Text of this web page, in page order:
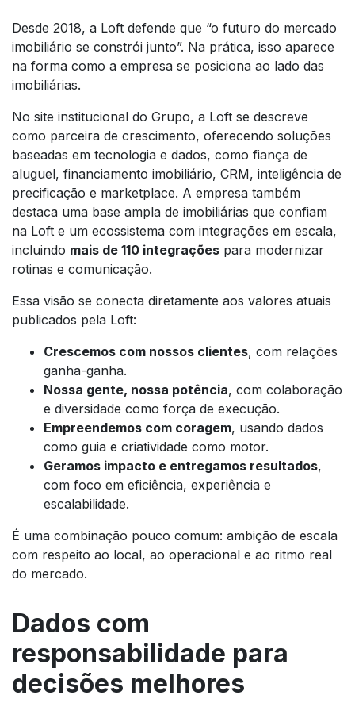
Desde 2018, a Loft defende que “o futuro do mercado
imobiliário se constrói junto”. Na prática, isso aparece
na forma como a empresa se posiciona ao lado das
imobiliárias.
No site institucional do Grupo, a Loft se descreve
como parceira de crescimento, oferecendo soluções
baseadas em tecnologia e dados, como fiança de
aluguel, financiamento imobiliário, CRM, inteligência de
precificação e marketplace. A empresa também
destaca uma base ampla de imobiliárias que confiam
na Loft e um ecossistema com integrações em escala,
incluindo mais de 110 integrações para modernizar
rotinas e comunicação.
Essa visão se conecta diretamente aos valores atuais
publicados pela Loft:
Crescemos com nossos clientes, com relações
ganha-ganha.
Nossa gente, nossa potência, com colaboração
e diversidade como força de execução.
Empreendemos com coragem, usando dados
como guia e criatividade como motor.
Geramos impacto e entregamos resultados,
com foco em eficiência, experiência e
escalabilidade.
É uma combinação pouco comum: ambição de escala
com respeito ao local, ao operacional e ao ritmo real
do mercado.
Dados com
responsabilidade para
decisões melhores